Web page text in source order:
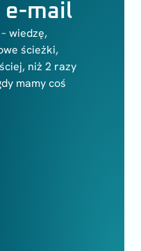
e-mail
wiedzę,
ścieżki,
niż 2 razy
mamy coś